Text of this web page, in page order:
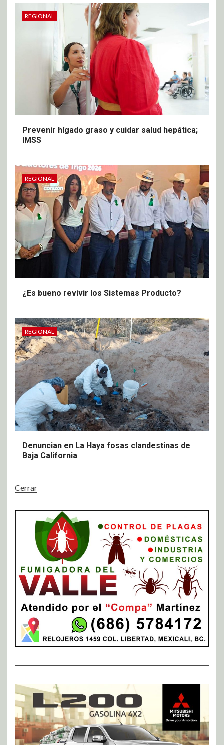
REGIONAL
Prevenir hígado graso y cuidar salud hepática;
IMSS
REGIONAL
¿Es bueno revivir los Sistemas Producto?
REGIONAL
Denuncian en La Haya fosas clandestinas de
Baja California
Cerrar